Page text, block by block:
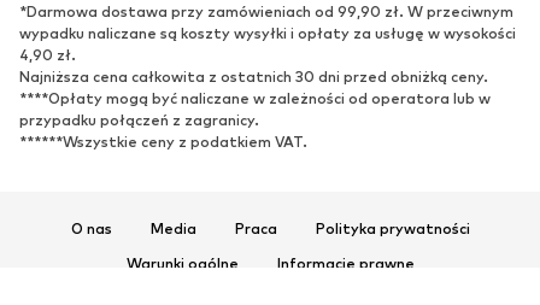
*Darmowa dostawa przy zamówieniach od 99,90 zł. W przeciwnym
wypadku naliczane są koszty wysyłki i opłaty za usługę w wysokości
4,90 zł.
Najniższa cena całkowita z ostatnich 30 dni przed obniżką ceny.
****Opłaty mogą być naliczane w zależności od operatora lub w
przypadku połączeń z zagranicy.
******Wszystkie ceny z podatkiem VAT.
O nas Media Praca
Polityka prywatności
Warunki ogólne
Informacje prawne